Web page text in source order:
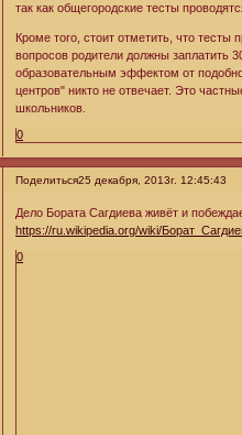
так как общегородские тесты
Кроме того, стоит отметить, что
вопросов родители должны заплатить
образовательным эффектом от
центров" никто не отвечает. Это
школьников.
0
Поделиться25 декабря, 2013г. 12:45:43
Дело Бората Сагдиева живёт и
https://ru.wikipedia.org/wiki/
0